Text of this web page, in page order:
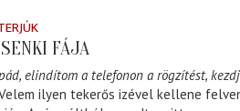
FÁJA
elindítom a telefonon a rögzítést,
ilyen tekerős izével kellene